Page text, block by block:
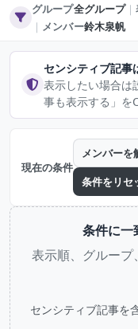
グループ全グループ｜
｜ メンバー鈴木泉帆
センシティブ記事
表示したい場合は
事も表示する」を
現在の条件
メンバーを
条件をリセ
条件に一
表示順、グループ
センシティブ記事を